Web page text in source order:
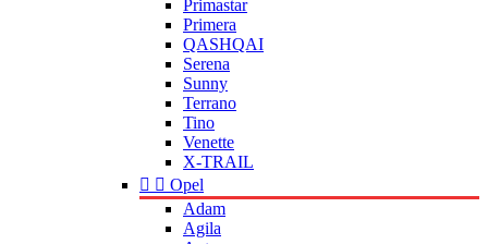
Primastar
Primera
QASHQAI
Serena
Sunny
Terrano
Tino
Venette
X-TRAIL
  Opel
Adam
Agila